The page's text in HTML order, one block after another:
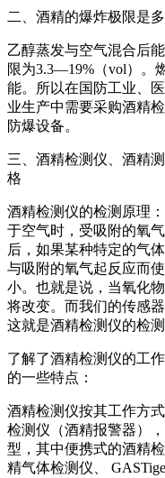
二、酒精的爆炸极限是多
乙醇蒸发与空气混合后
限为3.3—19%（vol）。
能。所以在国防工业、
业生产中需要采购酒精
防爆设备。
三、酒精检测仪、酒精
格
酒精检测仪的检测原理
于空气时，受吸附的氧
后，如果某种特定的气
与吸附的氧气起反应而
小。也就是说，当氧化
将改变。而我们的传感
这就是酒精检测仪的检测
了解了酒精检测仪的工
的一些特点：
酒精检测仪按其工作方
检测仪（酒精报警器）
型，其中便携式的酒精
精气体检测仪、